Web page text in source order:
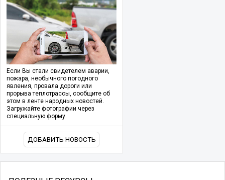
Если Вы стали свидетелем аварии,
пожара, необычного погодного
явления, провала дороги или
прорыва теплотрассы, сообщите об
этом в ленте народных новостей.
Загружайте фотографии через
специальную форму.
ДОБАВИТЬ НОВОСТЬ